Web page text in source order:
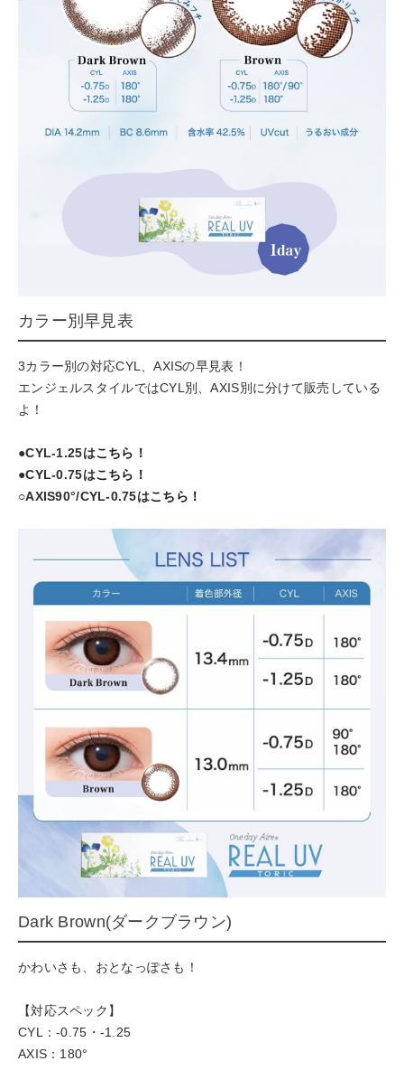
カラー別早見表
3カラー別の対応CYL、AXISの早見表！
エンジェルスタイルではCYL別、AXIS別に分けて販売している
よ！
●CYL-1.25はこちら！
●CYL-0.75はこちら！
○AXIS90°/CYL-0.75はこちら！
Dark Brown(ダークブラウン)
かわいさも、おとなっぽさも！
【対応スペック】
CYL：-0.75・-1.25
AXIS：180°